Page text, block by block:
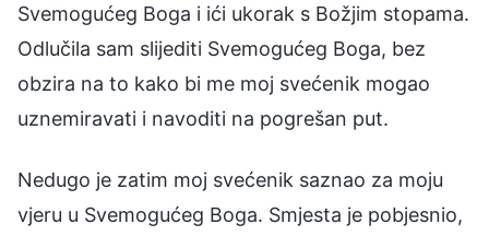
Svemogućeg Boga i ići ukorak s Božjim stopama.
Odlučila sam slijediti Svemogućeg Boga, bez
obzira na to kako bi me moj svećenik mogao
uznemiravati i navoditi na pogrešan put.
Nedugo je zatim moj svećenik saznao za moju
vjeru u Svemogućeg Boga. Smjesta je pobjesnio,